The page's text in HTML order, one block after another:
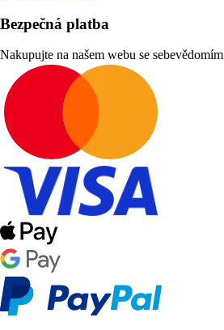
Bezpečná platba
Nakupujte na našem webu se sebevědomím